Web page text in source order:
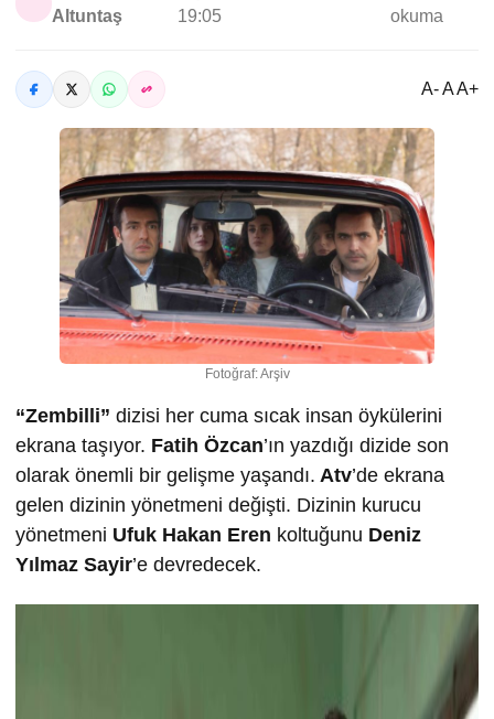
Altuntaş
19:05
okuma
A- A A+
Fotoğraf: Arşiv
“Zembilli” dizisi her cuma sıcak insan öykülerini
ekrana taşıyor. Fatih Özcan’ın yazdığı dizide son
olarak önemli bir gelişme yaşandı. Atv’de ekrana
gelen dizinin yönetmeni değişti. Dizinin kurucu
yönetmeni Ufuk Hakan Eren koltuğunu Deniz
Yılmaz Sayir’e devredecek.